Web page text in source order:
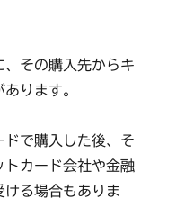
その購入先からキ
ります。
で購入した後、そ
トカード会社や金融
る場合もありま